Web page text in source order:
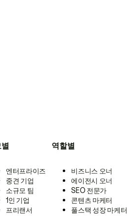
엔터프라이즈
중견 기업
소규모 팀
1인 기업
프리랜서
역할별
비즈니스 오너
에이전시 오너
SEO 전문가
콘텐츠 마케터
풀스택 성장 마케터